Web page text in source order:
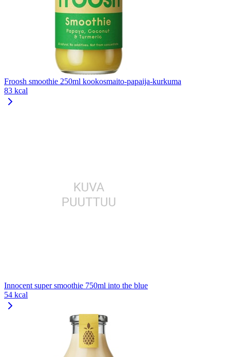
Froosh smoothie 250ml kookosmaito-papaija-kurkuma
83 kcal
Innocent super smoothie 750ml into the blue
54 kcal